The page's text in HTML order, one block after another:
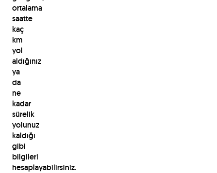
ortalama
saatte
kaç
km
yol
aldığınız
ya
da
ne
kadar
sürelik
yolunuz
kaldığı
gibi
bilgileri
hesaplayabilirsiniz.